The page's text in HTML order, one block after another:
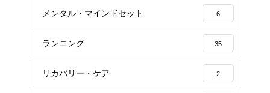
メンタル・マインドセット 6
ランニング 35
リカバリー・ケア 2